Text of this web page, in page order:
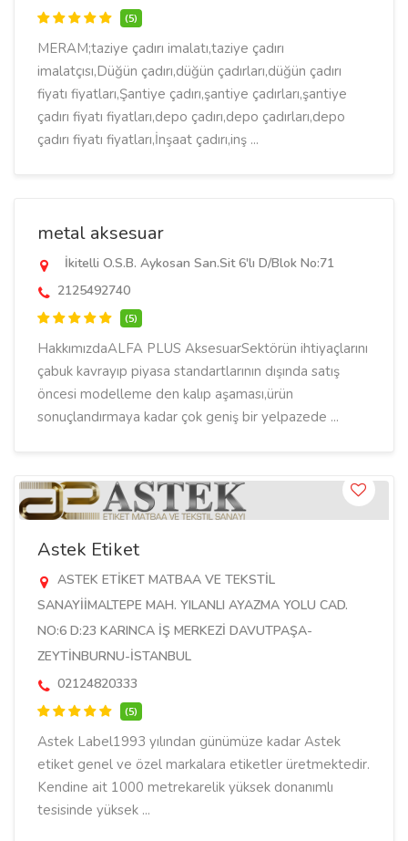
(5)
MERAM;taziye çadırı imalatı,taziye çadırı
imalatçısı,Düğün çadırı,düğün çadırları,düğün çadırı
fiyatı fiyatları,Şantiye çadırı,şantiye çadırları,şantiye
çadırı fiyatı fiyatları,depo çadırı,depo çadırları,depo
çadırı fiyatı fiyatları,İnşaat çadırı,inş ...
metal aksesuar
İkitelli O.S.B. Aykosan San.Sit 6'lı D/Blok No:71
2125492740
(5)
HakkımızdaALFA PLUS AksesuarSektörün ihtiyaçlarını
çabuk kavrayıp piyasa standartlarının dışında satış
öncesi modelleme den kalıp aşaması,ürün
sonuçlandırmaya kadar çok geniş bir yelpazede ...
Astek Etiket
ASTEK ETİKET MATBAA VE TEKSTİL
SANAYİİMALTEPE MAH. YILANLI AYAZMA YOLU CAD.
NO:6 D:23 KARINCA İŞ MERKEZİ DAVUTPAŞA-
ZEYTİNBURNU-İSTANBUL
02124820333
(5)
Astek Label1993 yılından günümüze kadar Astek
etiket genel ve özel markalara etiketler üretmektedir.
Kendine ait 1000 metrekarelik yüksek donanımlı
tesisinde yüksek ...